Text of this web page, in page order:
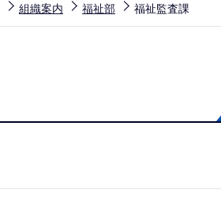
組織案内 福祉部 福祉監査課